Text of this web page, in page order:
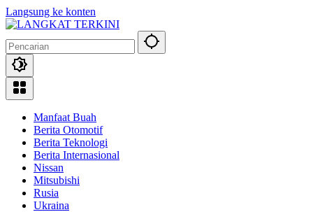
Langsung ke konten
Manfaat Buah
Berita Otomotif
Berita Teknologi
Berita Internasional
Nissan
Mitsubishi
Rusia
Ukraina